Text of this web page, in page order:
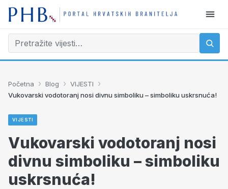
Početna › Blog › VIJESTI ›
Vukovarski vodotoranj nosi divnu simboliku – simboliku uskrsnuća!
VIJESTI
Vukovarski vodotoranj nosi
divnu simboliku – simboliku
uskrsnuća!